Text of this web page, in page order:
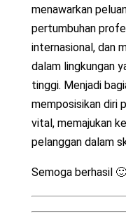
menawarkan
pertumbuhan
internasional, dan
dalam lingkungan
tinggi. Menjadi
memposisikan diri
vital, memajukan
pelanggan dalam
Semoga berhasil 🙂